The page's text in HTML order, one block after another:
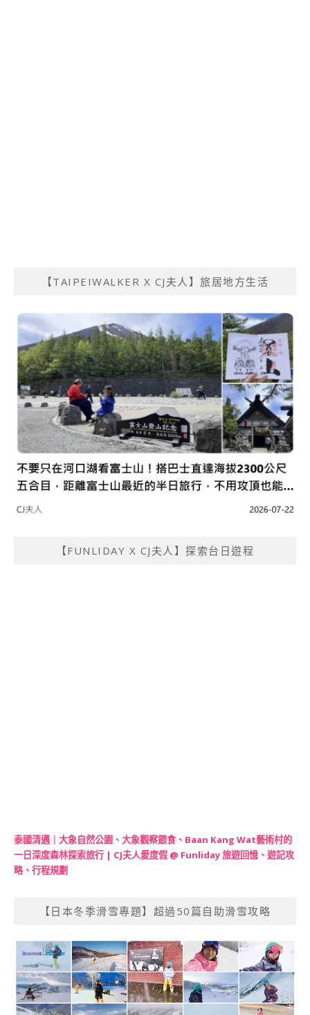
【TAIPEIWALKER X CJ夫人】旅居地方生活
【FUNLIDAY X CJ夫人】探索台日遊程
泰國清邁｜大象自然公園、大象觀察餵食、Baan Kang Wat藝術村的
一日深度森林探索旅行 | CJ夫人愛度假 @ Funliday 旅遊回憶、遊記攻
略、行程規劃
【日本冬季滑雪專題】超過50篇自助滑雪攻略